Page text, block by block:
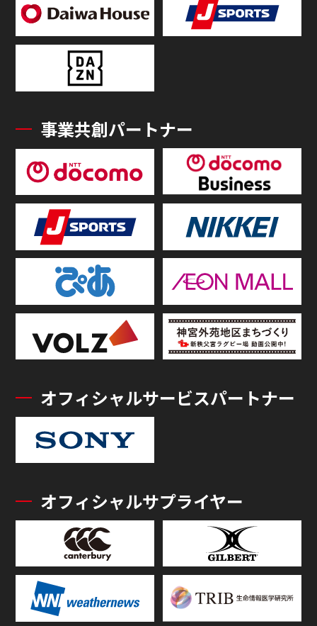
事業共創パートナー
オフィシャルサービスパートナー
オフィシャルサプライヤー